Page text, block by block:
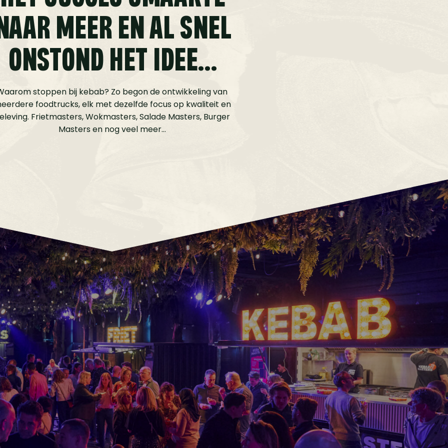
MEER EN AL SNEL
ONSTOND HET IDEE…
stoppen bij kebab? Zo begon de ontwikkeling van
foodtrucks, elk met dezelfde focus op kwaliteit en
Frietmasters, Wokmasters, Salade Masters, Burger
Masters en nog veel meer…